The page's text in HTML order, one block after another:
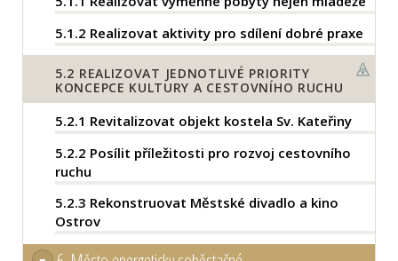
5.1.2 Realizovat aktivity pro sdílení dobré praxe
5.2 REALIZOVAT JEDNOTLIVÉ PRIORITY
KONCEPCE KULTURY A CESTOVNÍHO RUCHU
5.2.1 Revitalizovat objekt kostela Sv. Kateřiny
5.2.2 Posílit příležitosti pro rozvoj cestovního
ruchu
5.2.3 Rekonstruovat Městské divadlo a kino
Ostrov